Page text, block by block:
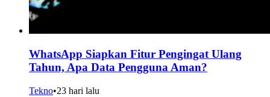
WhatsApp Siapkan Fitur Pengingat Ulang
Tahun, Apa Data Pengguna Aman?
Tekno•23 hari lalu